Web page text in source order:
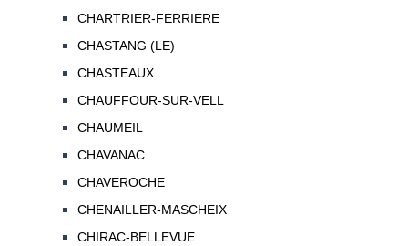
CHARTRIER-FERRIERE
CHASTANG (LE)
CHASTEAUX
CHAUFFOUR-SUR-VELL
CHAUMEIL
CHAVANAC
CHAVEROCHE
CHENAILLER-MASCHEIX
CHIRAC-BELLEVUE